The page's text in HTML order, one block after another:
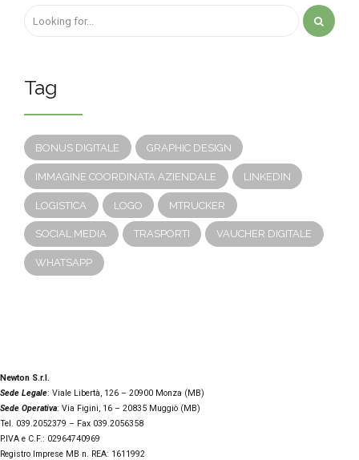
Tag
BONUS DIGITALE GRAPHIC DESIGN
IMMAGINE COORDINATA AZIENDALE LINKEDIN
LOGISTICA LOGO MTRUCKER
SOCIAL MEDIA TRASPORTI VAUCHER DIGITALE
WHATSAPP
Newton S.r.l.
Sede Legale: Viale Libertà, 126 – 20900 Monza (MB)
Sede Operativa: Via Figini, 16 – 20835 Muggiò (MB)
Tel. 039.2052379 – Fax 039.2056358
P.IVA e C.F.: 02964740969
Registro Imprese MB n. REA: 1611992